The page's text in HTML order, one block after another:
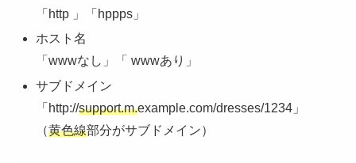
「http 」「hppps」
ホスト名
「wwwなし」「 wwwあり」
サブドメイン
「http://support.m.example.com/dresses/1234」
（黄色線部分がサブドメイン）